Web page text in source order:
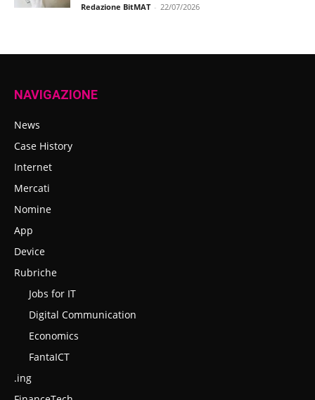
Redazione BitMAT - 22/07/2026
NAVIGAZIONE
News
Case History
Internet
Mercati
Nomine
App
Device
Rubriche
Jobs for IT
Digital Communication
Economics
FantaICT
.ing